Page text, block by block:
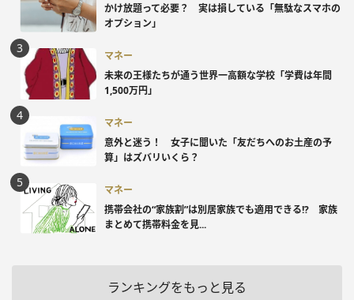
かけ放題って必要？ 実は損している「無駄なスマホの
オプション」
マネー
未来の王様たちが通う世界一高額な学校「学費は年間
1,500万円」
マネー
意外と迷う！ 女子に聞いた「友だちへのお土産の予
算」はズバリいくら？
マネー
携帯会社の“家族割”は別居家族でも適用できる!? 家族
まとめて携帯料金を見...
ランキングをもっと見る